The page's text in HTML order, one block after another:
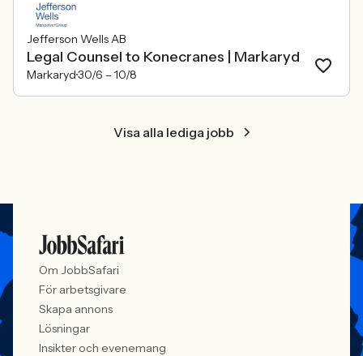
Jefferson Wells AB
Legal Counsel to Konecranes | Markaryd
Markaryd30/6 – 10/8
Visa alla lediga jobb
Om JobbSafari
För arbetsgivare
Skapa annons
Lösningar
Insikter och evenemang